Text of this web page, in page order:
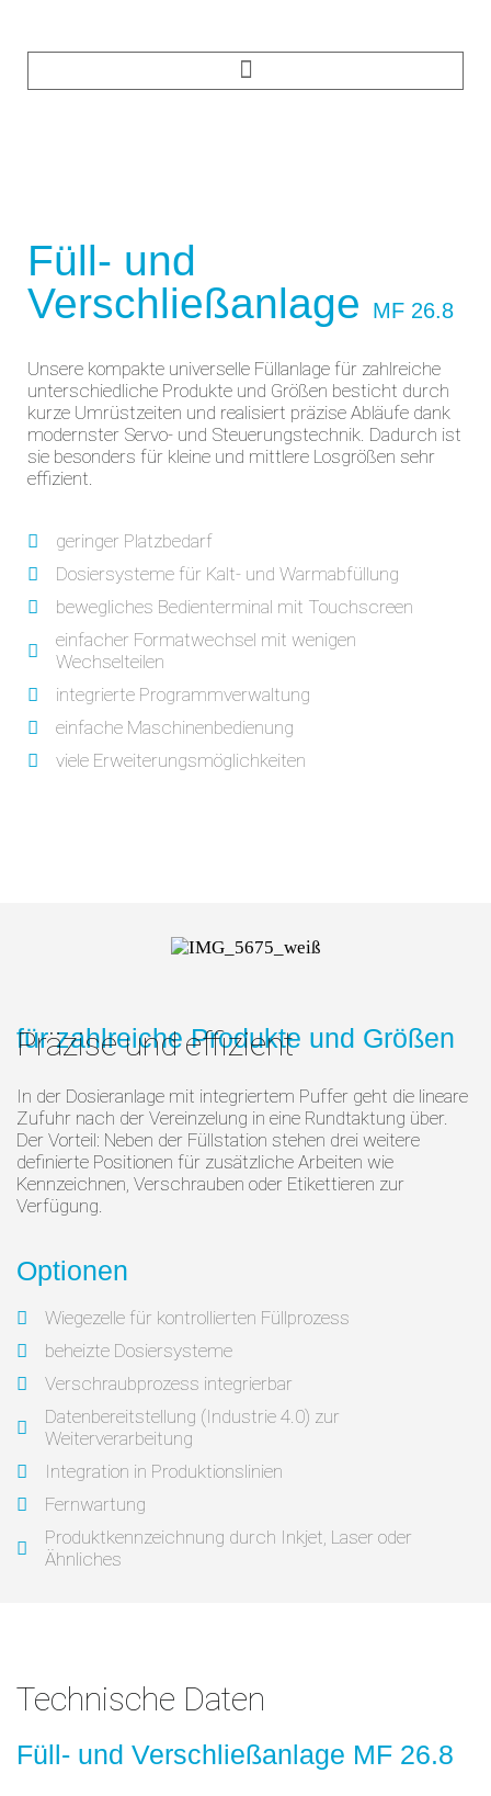
Füll- und
Verschließanlage
MF 26.8
Unsere kompakte universelle Füllanlage für zahlreiche
unterschiedliche Produkte und Größen besticht durch
kurze Umrüstzeiten und realisiert präzise Abläufe dank
modernster Servo- und Steuerungstechnik. Dadurch ist
sie besonders für kleine und mittlere Losgrößen sehr
effizient.
geringer Platzbedarf
Dosiersysteme für Kalt- und Warmabfüllung
bewegliches Bedienterminal mit Touchscreen
einfacher Formatwechsel mit wenigen
Wechselteilen
integrierte Programmverwaltung
einfache Maschinenbedienung
viele Erweiterungsmöglichkeiten
Präzise und effizient
für zahlreiche Produkte und Größen
In der Dosieranlage mit integriertem Puffer geht die lineare
Zufuhr nach der Vereinzelung in eine Rundtaktung über.
Der Vorteil: Neben der Füllstation stehen drei weitere
definierte Positionen für zusätzliche Arbeiten wie
Kennzeichnen, Verschrauben oder Etikettieren zur
Verfügung.
Optionen
Wiegezelle für kontrollierten Füllprozess
beheizte Dosiersysteme
Verschraubprozess integrierbar
Datenbereitstellung (Industrie 4.0) zur
Weiterverarbeitung
Integration in Produktionslinien
Fernwartung
Produktkennzeichnung durch Inkjet, Laser oder
Ähnliches
Technische Daten
Füll- und Verschließanlage MF 26.8